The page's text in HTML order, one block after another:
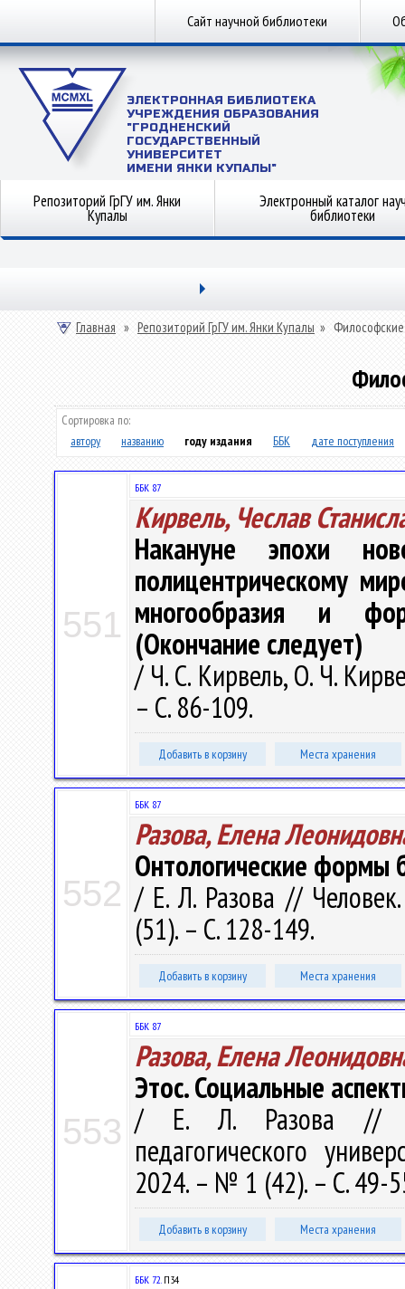
Сайт научной библиотеки
ЭЛЕКТРОННАЯ БИБЛИОТЕКА
УЧРЕЖДЕНИЯ ОБРАЗОВАНИЯ
"ГРОДНЕНСКИЙ
ГОСУДАРСТВЕННЫЙ
УНИВЕРСИТЕТ
ИМЕНИ ЯНКИ КУПАЛЫ"
Репозиторий ГрГУ им. Янки
Купалы
Электронный каталог
библиотеки
Главная » Репозиторий ГрГУ им. Янки Купалы »
Сортировка по:
автору
названию году издания ББК дате поступления
551
ББК 87
Кирвель, Чеслав
Накануне эпохи
полицентрическому
многообразия и
(Окончание следует)
/ Ч. С. Кирвель, О. Ч.
– С. 86-109.
Добавить в корзину Места хранения
552
ББК 87
Разова, Елена
Онтологические формы
/ Е. Л. Разова //
(51). – С. 128-149.
Добавить в корзину Места хранения
553
ББК 87
Разова, Елена
Этос. Социальные
/ Е. Л. Разова //
педагогического
2024. – № 1 (42). – С. 49-
Добавить в корзину Места хранения
ББК 72.П34